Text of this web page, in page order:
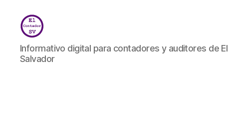
El
Contador
SV
Informativo digital para contadores y auditores de El
Salvador